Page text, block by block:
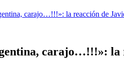
carajo…!!!»: la reacción de
carajo…!!!»: la